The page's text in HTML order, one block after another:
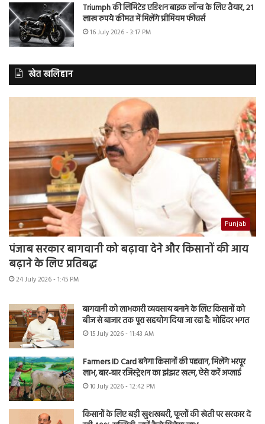
Triumph की लिमिटेड एडिशन बाइक लॉन्च के लिए तैयार, 21
लाख रुपये कीमत में मिलेंगे प्रीमियम फीचर्स
16 July 2026 - 3:17 PM
खेत खलिहान
Punjab
पंजाब सरकार बागवानी को बढ़ावा देने और किसानों की आय
बढ़ाने के लिए प्रतिबद्ध
24 July 2026 - 1:45 PM
बागवानी को लाभकारी व्यवसाय बनाने के लिए किसानों को
बीज से बाजार तक पूरा सहयोग दिया जा रहा है: मोहिंदर भगत
15 July 2026 - 11:43 AM
Farmers ID Card बनेगा किसानों की पहचान, मिलेंगे भरपूर
लाभ, बार-बार रजिस्ट्रेशन का झंझट खत्म, ऐसे करें अप्लाई
10 July 2026 - 12:42 PM
किसानों के लिए बड़ी खुशखबरी, फूलों की खेती पर सरकार दे